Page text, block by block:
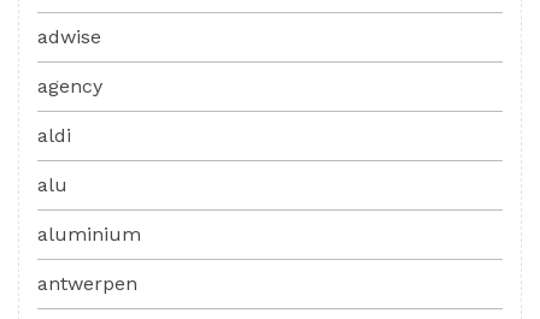
adwise
agency
aldi
alu
aluminium
antwerpen